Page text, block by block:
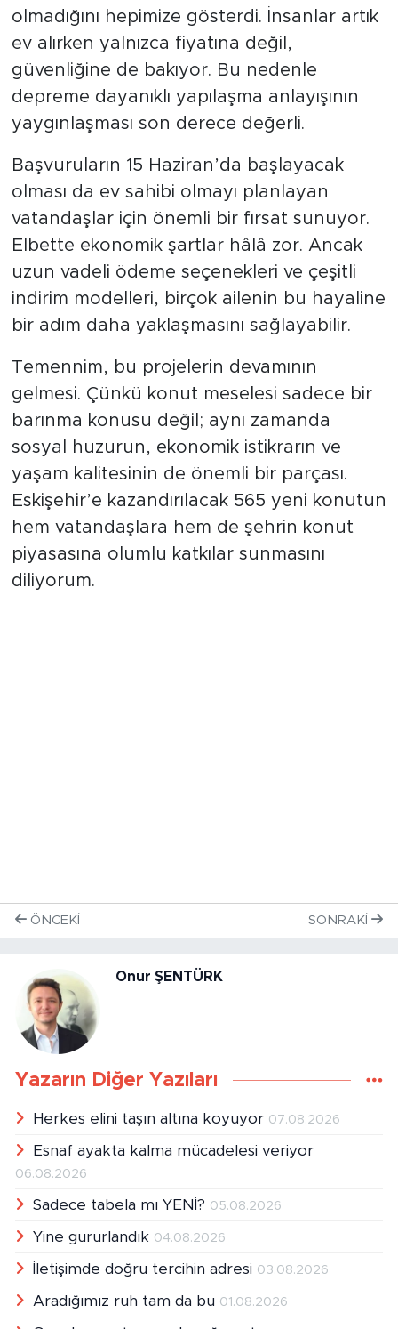
olmadığını hepimize gösterdi. İnsanlar artık
ev alırken yalnızca fiyatına değil,
güvenliğine de bakıyor. Bu nedenle
depreme dayanıklı yapılaşma anlayışının
yaygınlaşması son derece değerli.
Başvuruların 15 Haziran’da başlayacak
olması da ev sahibi olmayı planlayan
vatandaşlar için önemli bir fırsat sunuyor.
Elbette ekonomik şartlar hâlâ zor. Ancak
uzun vadeli ödeme seçenekleri ve çeşitli
indirim modelleri, birçok ailenin bu hayaline
bir adım daha yaklaşmasını sağlayabilir.
Temennim, bu projelerin devamının
gelmesi. Çünkü konut meselesi sadece bir
barınma konusu değil; aynı zamanda
sosyal huzurun, ekonomik istikrarın ve
yaşam kalitesinin de önemli bir parçası.
Eskişehir’e kazandırılacak 565 yeni konutun
hem vatandaşlara hem de şehrin konut
piyasasına olumlu katkılar sunmasını
diliyorum.
ÖNCEKI SONRAKI
Onur ŞENTÜRK
Yazarın Diğer Yazıları
Herkes elini taşın altına koyuyor 07.08.2026
Esnaf ayakta kalma mücadelesi veriyor
06.08.2026
Sadece tabela mı YENİ? 05.08.2026
Yine gururlandık 04.08.2026
İletişimde doğru tercihin adresi 03.08.2026
Aradığımız ruh tam da bu 01.08.2026